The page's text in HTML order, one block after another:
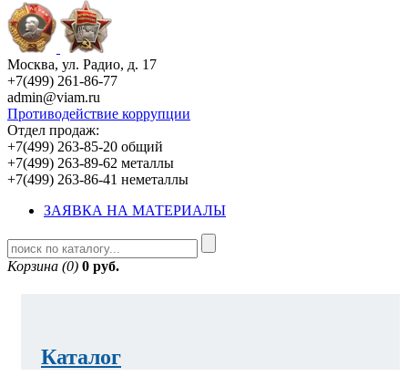
Москва, ул. Радио, д. 17
+7(499) 261-86-77
admin@viam.ru
Противодействие коррупции
Отдел продаж:
+7(499) 263-85-20 общий
+7(499) 263-89-62 металлы
+7(499) 263-86-41 неметаллы
ЗАЯВКА НА МАТЕРИАЛЫ
Корзина (0) 0 руб.
Каталог